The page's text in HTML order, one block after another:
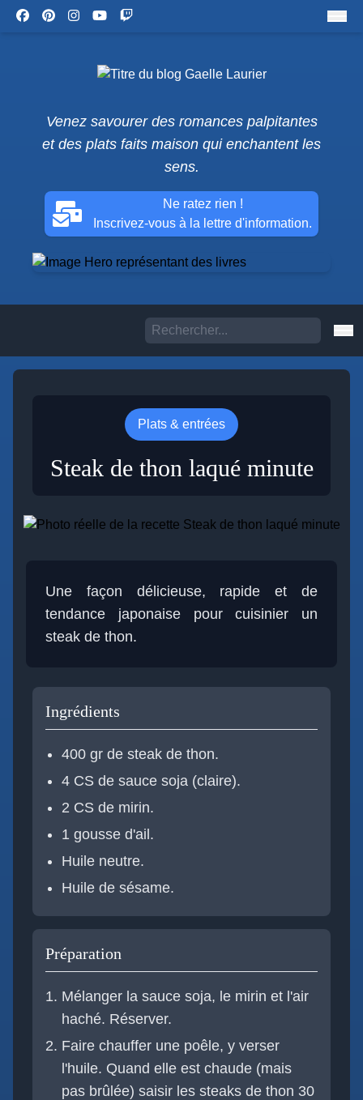
Venez savourer des romances palpitantes
et des plats faits maison qui enchantent les
sens.
Ne ratez rien !
Inscrivez-vous à la lettre d'information.
Plats & entrées
Steak de thon laqué minute
Une façon délicieuse, rapide et de
tendance japonaise pour cuisinier un
steak de thon.
Ingrédients
400 gr de steak de thon.
4 CS de sauce soja (claire).
2 CS de mirin.
1 gousse d'ail.
Huile neutre.
Huile de sésame.
Préparation
Mélanger la sauce soja, le mirin et l'air
haché. Réserver.
Faire chauffer une poêle, y verser
l'huile. Quand elle est chaude (mais
pas brûlée) saisir les steaks de thon 30